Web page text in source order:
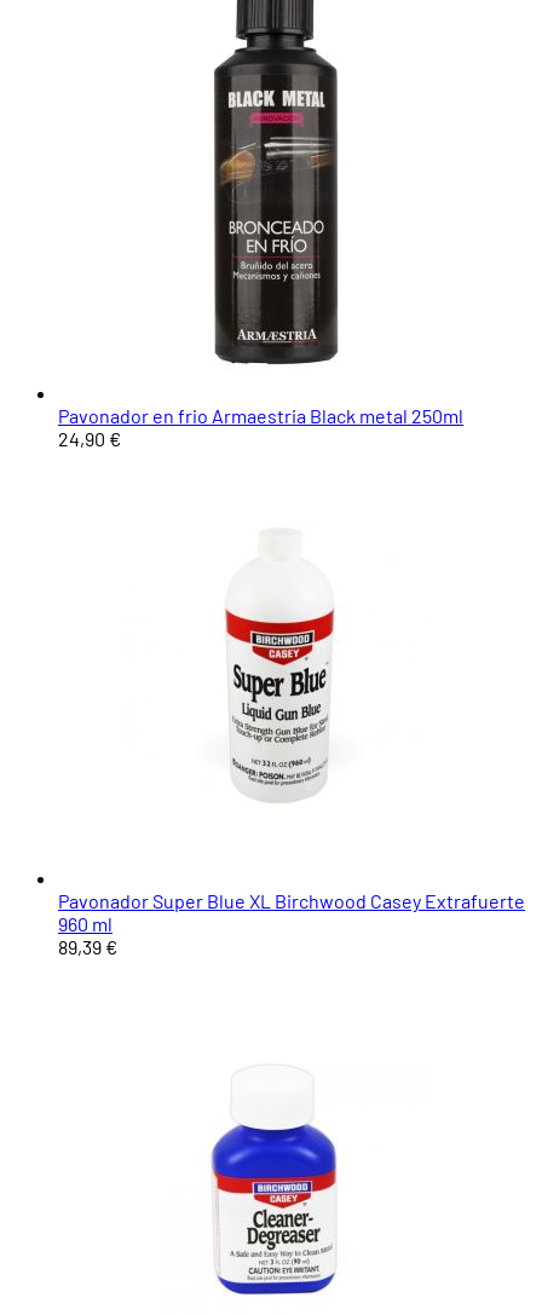
Pavonador en frio Armaestria Black metal 250ml
24,90 €
Pavonador Super Blue XL Birchwood Casey Extrafuerte
960 ml
89,39 €